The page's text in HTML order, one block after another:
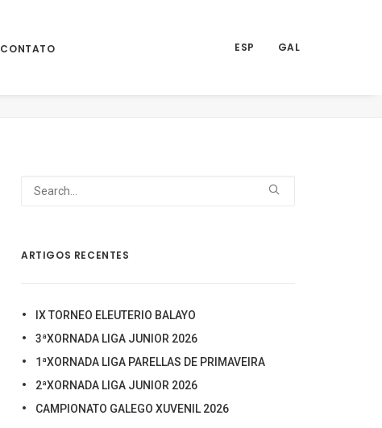
CONTATO ESP GAL
ARTIGOS RECENTES
IX TORNEO ELEUTERIO BALAYO
3ªXORNADA LIGA JUNIOR 2026
1ªXORNADA LIGA PARELLAS DE PRIMAVEIRA
2ªXORNADA LIGA JUNIOR 2026
CAMPIONATO GALEGO XUVENIL 2026